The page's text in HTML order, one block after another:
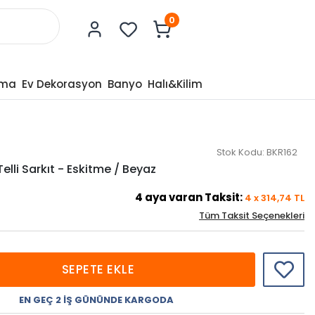
0
Ev Dekorasyon Banyo Halı&Kilim
Stok Kodu: BKR162
Sarkıt - Eskitme / Beyaz
4 aya varan Taksit: 4 x314,74 TL
Tüm Taksit Seçenekleri
SEPETE EKLE
EN GEÇ 2 İŞ GÜNÜNDE KARGODA